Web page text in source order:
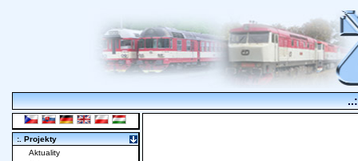
:. Projekty
Aktuality